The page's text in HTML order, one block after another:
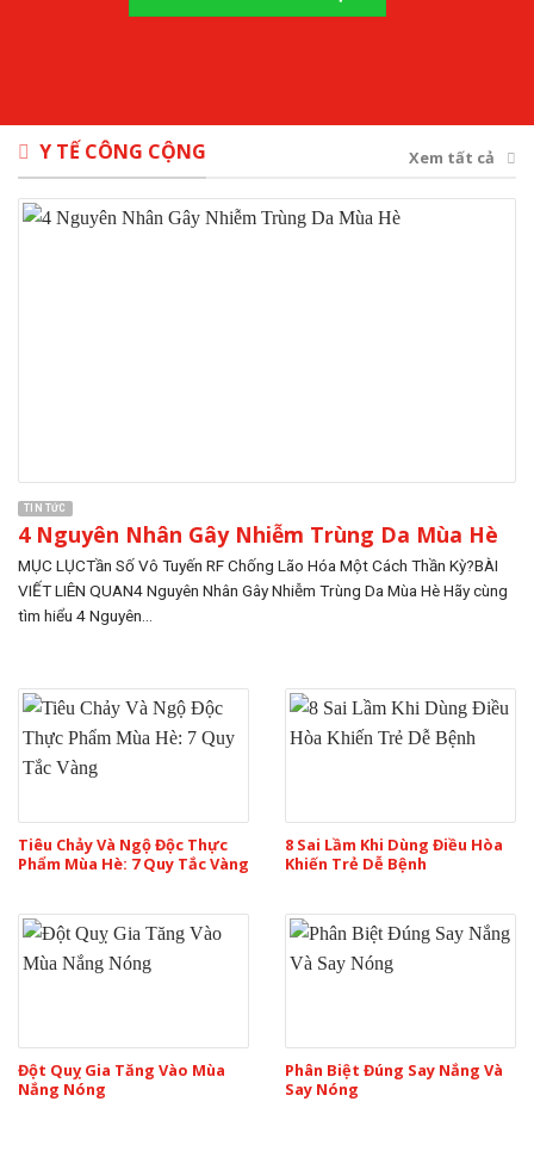
Y TẾ CÔNG CỘNG Xem tất cả
TIN TỨC
4 Nguyên Nhân Gây Nhiễm Trùng Da Mùa Hè
MỤC LỤCTần Số Vô Tuyến RF Chống Lão Hóa Một Cách Thần Kỳ?BÀI
VIẾT LIÊN QUAN4 Nguyên Nhân Gây Nhiễm Trùng Da Mùa Hè Hãy cùng
tìm hiểu 4 Nguyên...
Tiêu Chảy Và Ngộ Độc Thực
Phẩm Mùa Hè: 7 Quy Tắc Vàng
8 Sai Lầm Khi Dùng Điều Hòa
Khiến Trẻ Dễ Bệnh
Đột Quỵ Gia Tăng Vào Mùa
Nắng Nóng
Phân Biệt Đúng Say Nắng Và
Say Nóng